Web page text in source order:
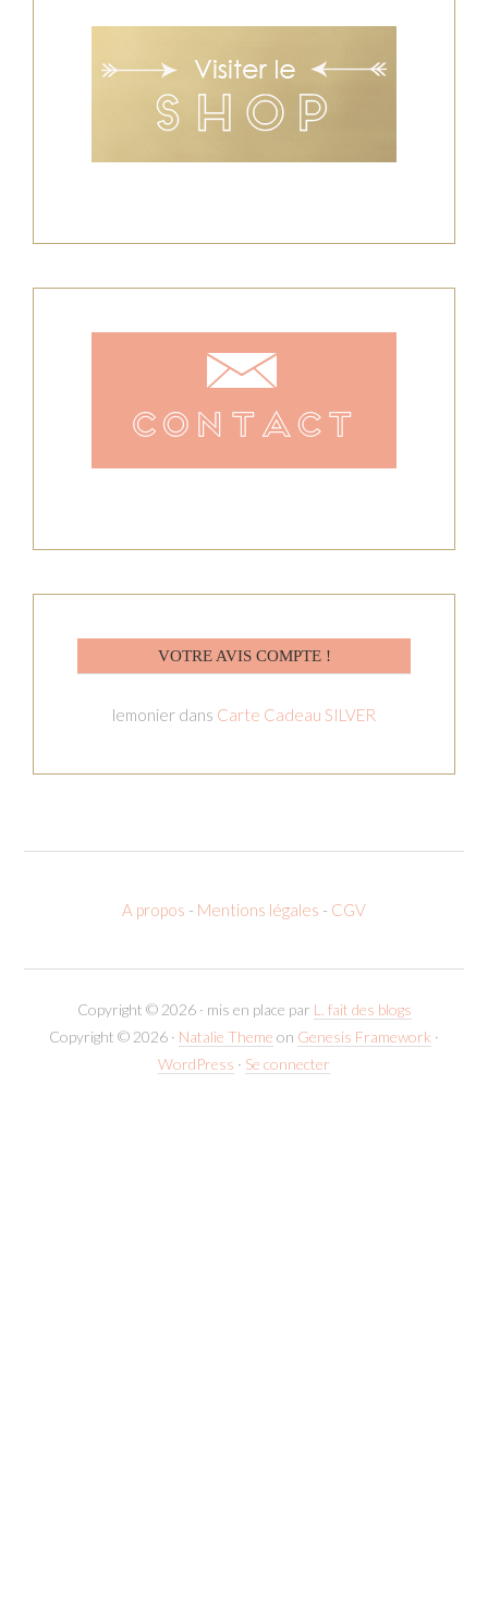
VOTRE AVIS COMPTE !
lemonier dans Carte Cadeau SILVER
A propos - Mentions légales - CGV
Copyright © 2026 · mis en place par L. fait des blogs
Copyright © 2026 · Natalie Theme on Genesis Framework ·
WordPress · Se connecter